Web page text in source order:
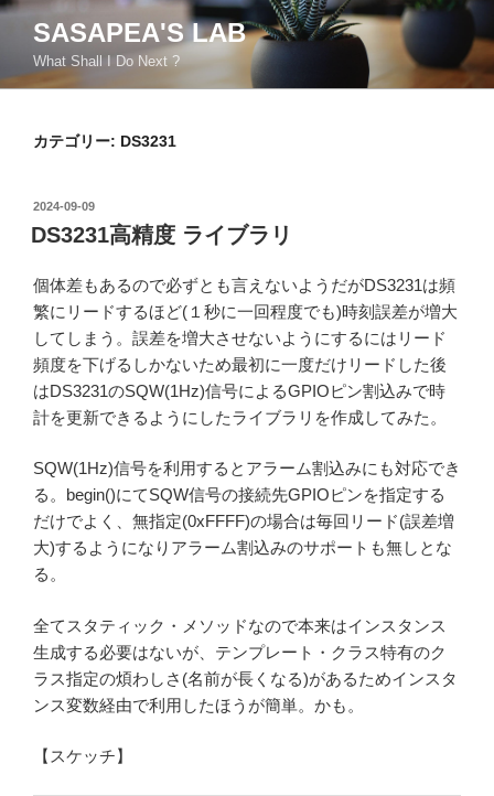
コ
ン
SASAPEA'S LAB
What Shall I Do Next ?
カテゴリー: DS3231
投
稿
日:
2024-09-09
DS3231高精度 ライブラリ
個体差もあるので必ずとも言えないようだがDS3231は頻
繁にリードするほど(１秒に一回程度でも)時刻誤差が増大
してしまう。誤差を増大させないようにするにはリード
頻度を下げるしかないため最初に一度だけリードした後
はDS3231のSQW(1Hz)信号によるGPIOピン割込みで時
計を更新できるようにしたライブラリを作成してみた。
SQW(1Hz)信号を利用するとアラーム割込みにも対応でき
る。begin()にてSQW信号の接続先GPIOピンを指定する
だけでよく、無指定(0xFFFF)の場合は毎回リード(誤差増
大)するようになりアラーム割込みのサポートも無しとな
る。
全てスタティック・メソッドなので本来はインスタンス
生成する必要はないが、テンプレート・クラス特有のク
ラス指定の煩わしさ(名前が長くなる)があるためインスタ
ンス変数経由で利用したほうが簡単。かも。
【スケッチ】